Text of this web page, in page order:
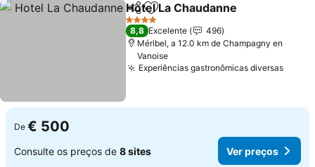
PartilharAdicionar aos favoritos
Hotel La Chaudanne
4 Estrelas
8,8 Excelente
496
Méribel, a 12.0 km de Champagny en
Vanoise
Experiências gastronômicas diversasVer
De € 500
Consulte os preços de 8 sites Ver preços